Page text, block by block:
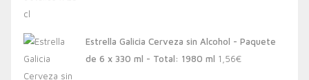
Estrella Galicia Cerveza sin Alcohol - Paquete
de 6 x 330 ml - Total: 1980 ml 1,56€